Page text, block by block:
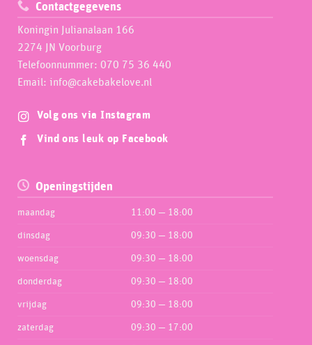
Contactgegevens
Koningin Julianalaan 166
2274 JN Voorburg
Telefoonnummer: 070 75 36 440
Email: info@cakebakelove.nl
Volg ons via Instagram
Vind ons leuk op Facebook
Openingstijden
maandag 11:00 — 18:00
dinsdag 09:30 — 18:00
woensdag 09:30 — 18:00
donderdag 09:30 — 18:00
vrijdag 09:30 — 18:00
zaterdag 09:30 — 17:00